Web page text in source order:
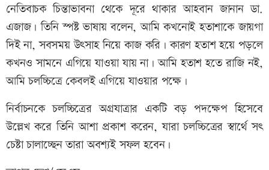
নেতিবাচক চিন্তাভাবনা থেকে দূরে থাকার আহবান জানান ডা.
এজাজ। তিনি স্পষ্ট ভাষায় বলেন, আমি কখনোই হতাশাকে জায়গা
দিই না, সবসময় উৎসাহ নিয়ে কাজ করি। কারণ হতাশ হয়ে পড়লে
কখনও সামনে এগিয়ে যাওয়া যায় না। আমি হতাশ হতে রাজি নই,
আমি চলচ্চিত্রে কেবলই এগিয়ে যাওয়ার পক্ষে।
নির্বাচনকে চলচ্চিত্রের অগ্রযাত্রার একটি বড় পদক্ষেপ হিসেবে
উল্লেখ করে তিনি আশা প্রকাশ করেন, যারা চলচ্চিত্রের স্বার্থে সৎ
চেষ্টা চালাচ্ছেন তারা অবশ্যই সফল হবেন।